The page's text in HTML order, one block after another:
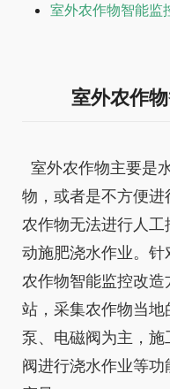
室外农作物智能监
室外农作
室外农作物主要是
物，或者是不方便
农作物无法进行人工
动施肥浇水作业。
农作物智能监控改
站，采集农作物当
泵、电磁阀为主，
阀进行浇水作业等